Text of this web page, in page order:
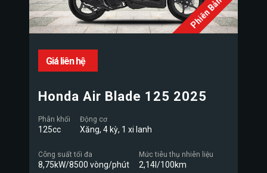
Giá liên hệ
Honda Air Blade 125 2025
Phân khối
125cc
Động cơ
Xăng, 4 kỳ, 1 xi lanh
Công suất tối đa
8,75kW/8500 vòng/phút
Mức tiêu thụ nhiên liệu
2,14l/100km